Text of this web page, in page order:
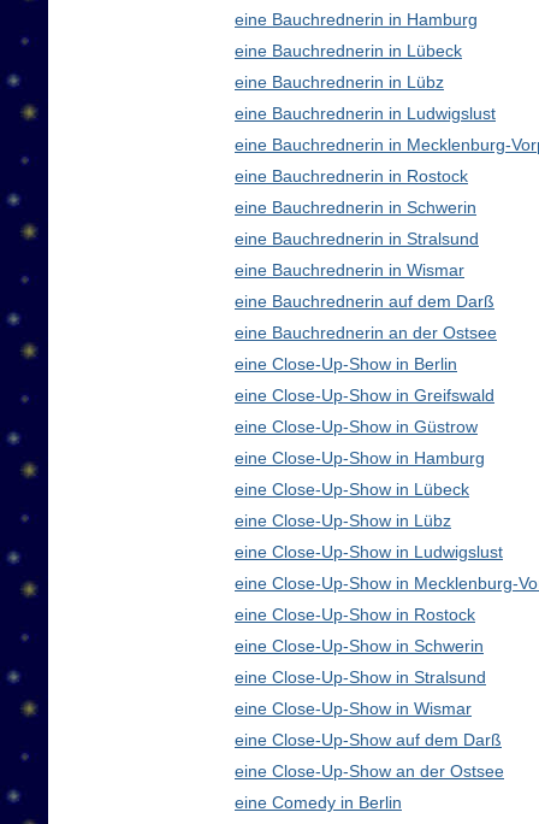
eine Bauchrednerin in Hamburg
eine Bauchrednerin in Lübeck
eine Bauchrednerin in Lübz
eine Bauchrednerin in Ludwigslust
eine Bauchrednerin in Mecklenburg-
eine Bauchrednerin in Rostock
eine Bauchrednerin in Schwerin
eine Bauchrednerin in Stralsund
eine Bauchrednerin in Wismar
eine Bauchrednerin auf dem Darß
eine Bauchrednerin an der Ostsee
eine Close-Up-Show in Berlin
eine Close-Up-Show in Greifswald
eine Close-Up-Show in Güstrow
eine Close-Up-Show in Hamburg
eine Close-Up-Show in Lübeck
eine Close-Up-Show in Lübz
eine Close-Up-Show in Ludwigslust
eine Close-Up-Show in Mecklenburg-
eine Close-Up-Show in Rostock
eine Close-Up-Show in Schwerin
eine Close-Up-Show in Stralsund
eine Close-Up-Show in Wismar
eine Close-Up-Show auf dem Darß
eine Close-Up-Show an der Ostsee
eine Comedy in Berlin